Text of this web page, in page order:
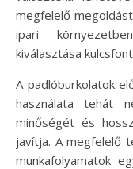
megfelelő
ipari
kiválasztása
A padlóburkolatok
használata tehát
minőségét és
javítja. A megfelelő
munkafolyamatok